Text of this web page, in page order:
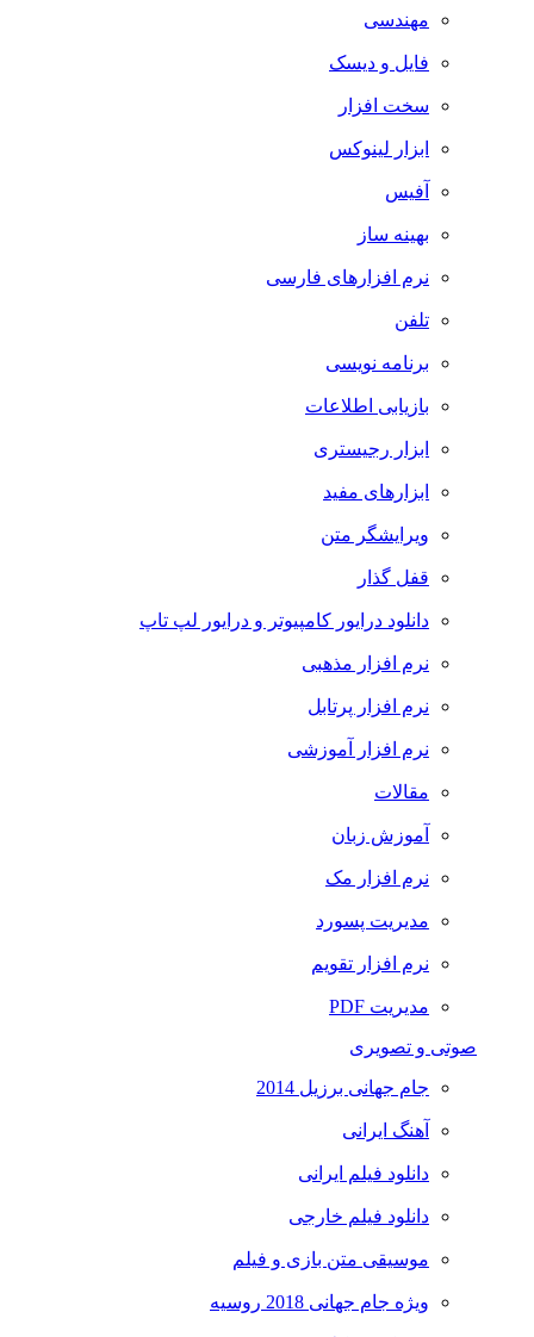
مهندسی
فایل و دیسک
سخت افزار
ابزار لینوکس
آفیس
بهینه ساز
نرم افزارهای فارسی
تلفن
برنامه نویسی
بازیابی اطلاعات
ابزار رجیستری
ابزارهای مفید
ویرایشگر متن
قفل گذار
دانلود درایور کامپیوتر و درایور لپ تاپ
نرم افزار مذهبی
نرم افزار پرتابل
نرم افزار آموزشی
مقالات
آموزش زبان
نرم افزار مک
مدیریت پسورد
نرم افزار تقویم
مدیریت PDF
صوتی و تصویری
جام جهانی برزیل 2014
آهنگ ایرانی
دانلود فیلم ایرانی
دانلود فیلم خارجی
موسیقی متن بازی و فیلم
ویژه جام جهانی 2018 روسیه